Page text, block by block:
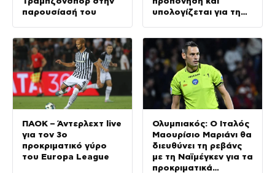
παρουσίασή του
υπολογίζεται για τη
ΠΑΟΚ – Άντερλεχτ live
για τον 3ο
προκριματικό γύρο
του Europa League
Ολυμπιακός: Ο Ιταλός
Μαουρίσιο Μαριάνι θα
διευθύνει τη ρεβάνς
με τη Ναϊμέγκεν για τα
προκριματικά